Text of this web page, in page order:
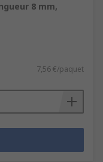
8 mm,
7,56 €/paquet